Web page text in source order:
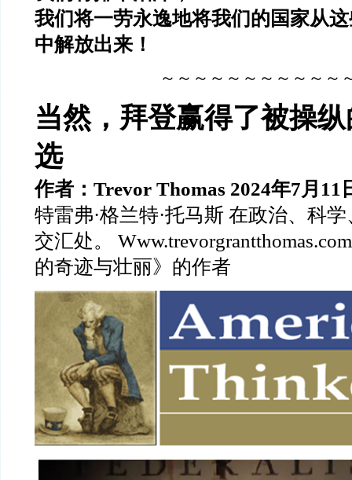
我们将一劳永逸地将我们的国家从
中解放出来！
～～～～～～～～～～～
当然，拜登赢得了被操
选
作者：Trevor Thomas 2024年7月11
特雷弗·格兰特·托马斯 在政治、科
交汇处。
的奇迹与壮丽》的作者